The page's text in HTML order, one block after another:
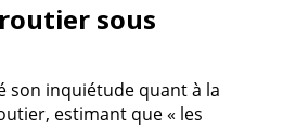
sous
son inquiétude quant à la
estimant que « les